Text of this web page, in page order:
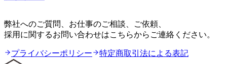
弊社へのご質問、お仕事のご相談、ご依頼、
採用に関するお問い合わせはこちらからご連絡ください。
プライバシーポリシー 特定商取引法による表記